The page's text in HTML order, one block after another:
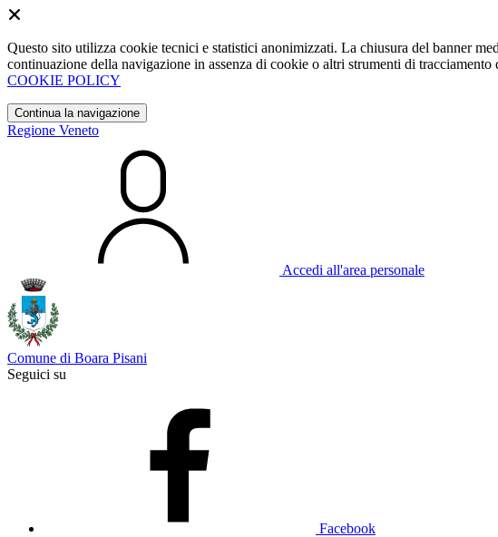
Questo sito utilizza cookie tecnici e statistici anonimizzati. La chiusura del banner
continuazione della navigazione in assenza di cookie o altri strumenti di
COOKIE POLICY
Continua la navigazione
Regione Veneto
Accedi all'area personale
Comune di Boara Pisani
Seguici su
Facebook